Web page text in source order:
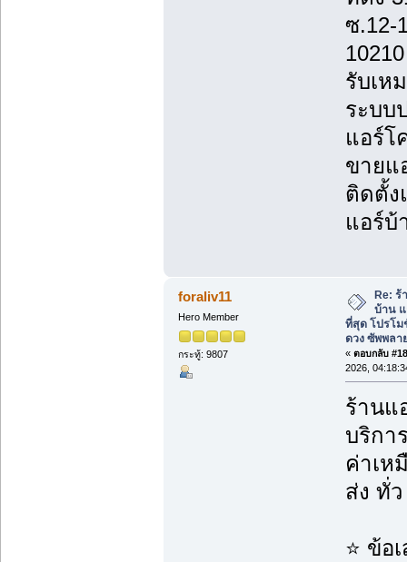
ซ.12-
10210
รับเห
ระบบ
แอร์โ
ขายแ
ติดตั้ง
แอร์บ้
foraliv11
Hero Member
กระทู้: 9807
Re: ร้
บ้าน
ที่สุด โปรโ
ดวง ซัพพลา
« ตอบกลับ
2026,
ร้านแ
บริกา
ค่าเห
ส่ง ทั่
⭐ ข้อ